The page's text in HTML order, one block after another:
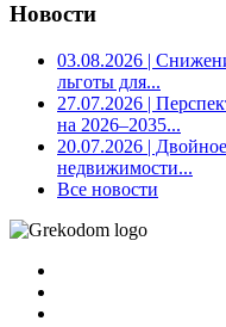
Новости
03.08.2026 |
льготы для...
27.07.2026 |
на 2026–2035...
20.07.2026 |
недвижимости...
Все новости